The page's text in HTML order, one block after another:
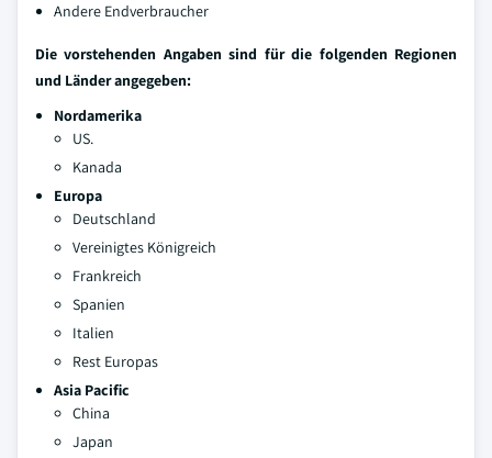
Andere Endverbraucher
Die vorstehenden Angaben sind für die folgenden Regionen
und Länder angegeben:
Nordamerika
US.
Kanada
Europa
Deutschland
Vereinigtes Königreich
Frankreich
Spanien
Italien
Rest Europas
Asia Pacific
China
Japan